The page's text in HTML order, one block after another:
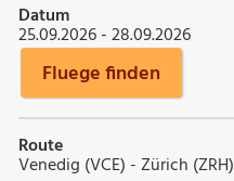
Datum
25.09.2026 - 28.09.2026
Fluege finden
Route
Venedig (VCE) - Zürich (ZRH)